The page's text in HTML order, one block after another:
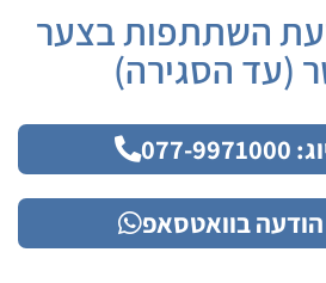
השתתפות בצער
(עד הסגירה)
בוואטסאפ